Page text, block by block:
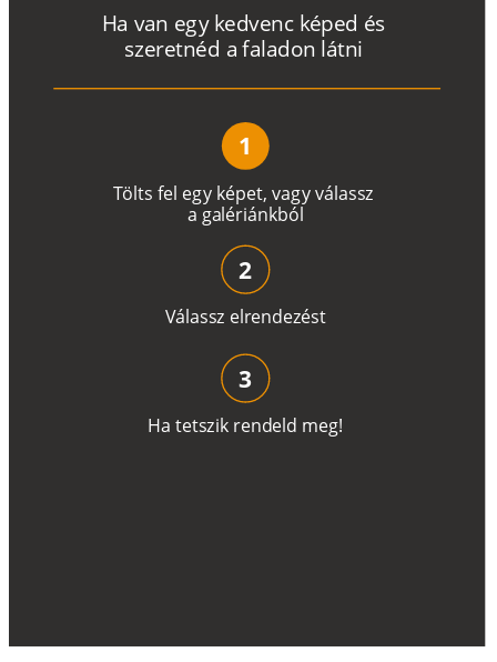
Tölts fel egy képet, vagyválassz
a galériánkból
Ha van egy kedvenc képed és
szeretnéd a faladon látni
1
Válassz elrendezést
2
Ha tetszik rendeld meg!
3